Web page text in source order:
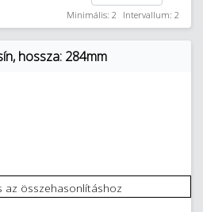
Minimális: 2
Intervallum: 2
hossza: 284mm
az összehasonlításhoz